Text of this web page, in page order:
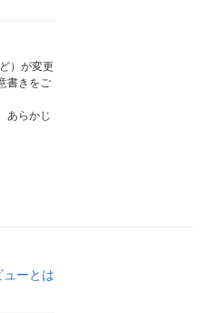
）が変更
書きをご
あらかじ
ューとは